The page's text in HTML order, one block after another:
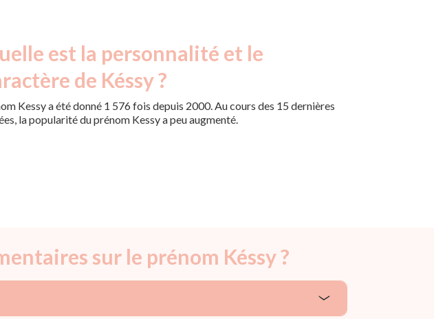
est la personnalité et le
de Késsy ?
Kessy a été donné 1 576 fois depuis 2000. Au cours des 15 dernières
la popularité du prénom Kessy a peu augmenté.
sur le prénom Késsy ?